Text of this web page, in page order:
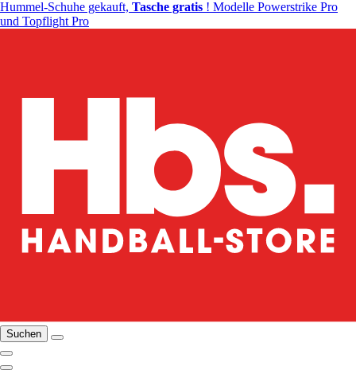
Hummel-Schuhe gekauft, Tasche gratis ! Modelle Powerstrike Pro
und Topflight Pro
Suchen